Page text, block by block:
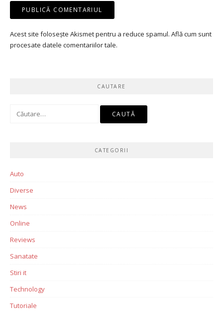
Acest site folosește Akismet pentru a reduce spamul. Află cum sunt
procesate datele comentariilor tale.
CAUTARE
Caută
CATEGORII
Auto
Diverse
News
Online
Reviews
Sanatate
Stiri it
Technology
Tutoriale